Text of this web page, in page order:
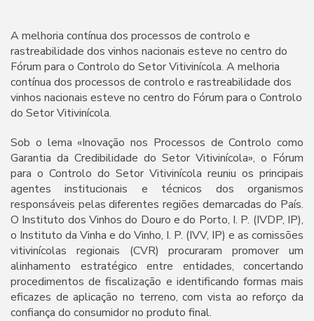
A melhoria contínua dos processos de controlo e
rastreabilidade dos vinhos nacionais esteve no centro do
Fórum para o Controlo do Setor Vitivinícola. A melhoria
contínua dos processos de controlo e rastreabilidade dos
vinhos nacionais esteve no centro do Fórum para o Controlo
do Setor Vitivinícola.
Sob o lema «Inovação nos Processos de Controlo como
Garantia da Credibilidade do Setor Vitivinícola», o Fórum
para o Controlo do Setor Vitivinícola reuniu os principais
agentes institucionais e técnicos dos organismos
responsáveis pelas diferentes regiões demarcadas do País.
O Instituto dos Vinhos do Douro e do Porto, I. P. (IVDP, IP),
o Instituto da Vinha e do Vinho, I. P. (IVV, IP) e as comissões
vitivinícolas regionais (CVR) procuraram promover um
alinhamento estratégico entre entidades, concertando
procedimentos de fiscalização e identificando formas mais
eficazes de aplicação no terreno, com vista ao reforço da
confiança do consumidor no produto final.